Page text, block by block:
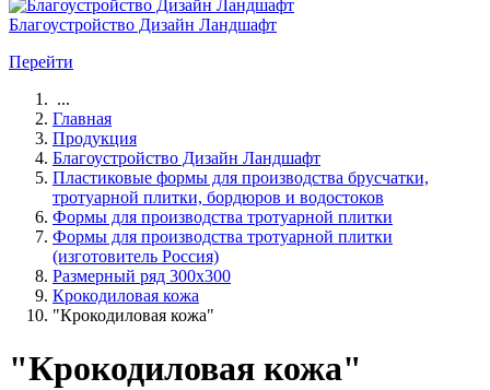
Благоустройство Дизайн Ландшафт
Перейти
...
Главная
Продукция
Благоустройство Дизайн Ландшафт
Пластиковые формы для производства брусчатки,
тротуарной плитки, бордюров и водостоков
Формы для производства тротуарной плитки
Формы для производства тротуарной плитки
(изготовитель Россия)
Размерный ряд 300х300
Крокодиловая кожа
"Крокодиловая кожа"
"Крокодиловая кожа"